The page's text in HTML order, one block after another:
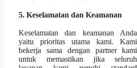
5. Keselamatan dan Keamanan
Keselamatan dan keamanan Anda
yaitu prioritas utama kami. Kami
bekerja sama dengan partner kami
untuk memastikan jika seluruh